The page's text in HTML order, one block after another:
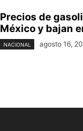
Precios de
México y bajan
NACIONAL agosto 16,